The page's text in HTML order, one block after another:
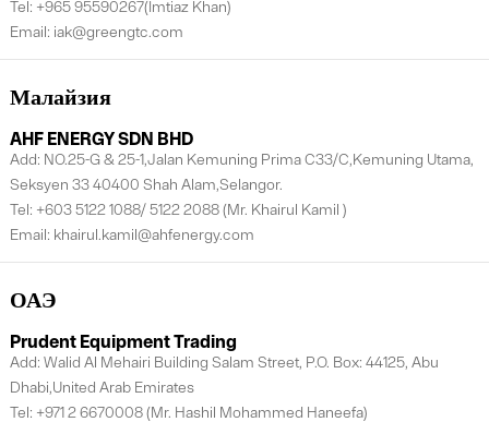
Tel: +965 95590267(Imtiaz Khan)
Email: iak@greengtc.com
Малайзия
AHF ENERGY SDN BHD
Add: NO.25-G & 25-1,Jalan Kemuning Prima C33/C,Kemuning Utama,
Seksyen 33 40400 Shah Alam,Selangor.
Tel: +603 5122 1088/ 5122 2088 (Mr. Khairul Kamil )
Email: khairul.kamil@ahfenergy.com
ОАЭ
Prudent Equipment Trading
Add: Walid Al Mehairi Building Salam Street, P.O. Box: 44125, Abu
Dhabi,United Arab Emirates
Tel: +971 2 6670008 (Mr. Hashil Mohammed Haneefa)